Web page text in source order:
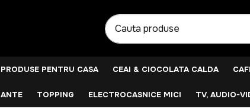
PRODUSE PENTRU CASA CEAI & CIOCOLATA CALDA
TOPPING ELECTROCASNICE MICI TV, AUDIO-